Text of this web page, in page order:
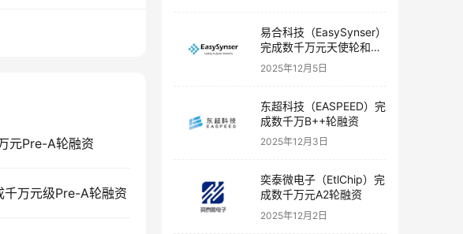
元Pre-A轮融资
万元级Pre-A轮融资
易合科技（EasySynser）
完成数千万元天使轮和天
使+轮融资
2025年12月5日
东超科技（EASPEED）完
成数千万B++轮融资
2025年12月3日
奕泰微电子（EtlChip）完
成数千万元A2轮融资
2025年12月2日